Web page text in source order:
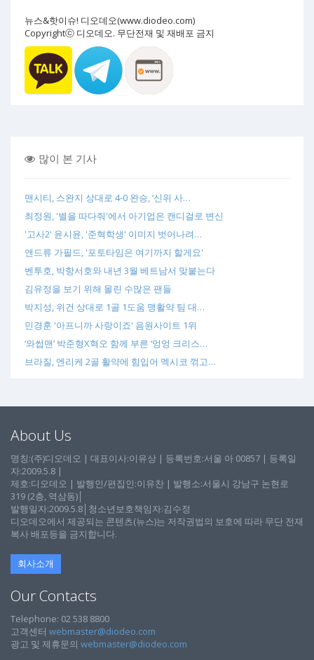
뉴스&핫이슈! 디오데오(www.diodeo.com)
Copyrightⓒ 디오데오. 무단전재 및 재배포 금지
많이 본 기사
맨시티, 스완지 상대로 4-0 완승, ‘신위 사…
최정원, '별을 따다줘'에서 아기업은 캔디걸로 변신
'고사2' 윤시윤, '준혁학생' 이미지 벗어나려…
앤드류 가필드, '포토타임은 여기까지 할게요'
벤투호, 박항서호와 내년 3월 베트남서 맞붙는다
김유정을 보기 위해 몰린 수많은 팬들
박지성, 위건 상대로 1골 1도움 맹활약 팀 대…
민경훈 '아프니까 사랑이죠' 음원사이트 1위
‘와썹맨’ 박준형X혁오 함께 부른 ‘엉엉 크리스…
브라질, 엔리케 2골 활약에 힘입어 멕시코 꺾고…
About Us
명칭:(주)디오데오 | 대표이사:이유상 | 등록번호:서울 아 00857 | 등록일
자:2009.5.8 |
제호:디오데오 | 발행인/편집인:이유찬 | 발행소:서울시 강남구 논현로
319 (2층, 역삼동)│
발행일자:2009.5.8│청소년보호책임자:김수정
디오데오에서 제공되는 콘텐츠(뉴스)는 저작권법의 보호에 따라 무단 전재
복사 배포등을 금지합니다.
회사소개
Our Contacts
Telephone: 02 538 8800
고객센터 webmaster@diodeo.com
광고 및 제휴문의 webmaster@diodeo.com